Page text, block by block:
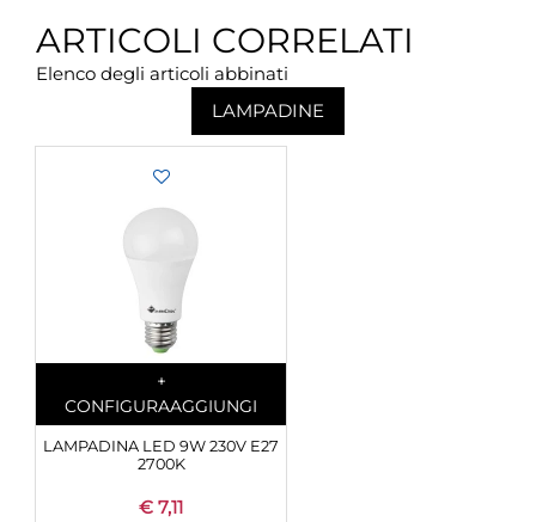
ARTICOLI CORRELATI
Elenco degli articoli abbinati
LAMPADINE
Quantità
+
CONFIGURAAGGIUNGI
LAMPADINA LED 9W 230V E27
2700K
€ 7,11